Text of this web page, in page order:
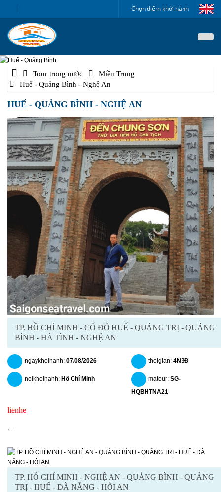
Chọn điểm khởi hành
Tour trong nước
Miền Trung
Huế - Quảng Bình - Nghệ An
HUẾ - QUẢNG BÌNH - NGHỆ AN
TP. HỒ CHÍ MINH - CỐ ĐÔ HUẾ - QUẢNG TRỊ - QUẢNG
BÌNH - HÀ TĨNH - NGHỆ AN
ngaykhoihanh: 07/08/2026
noikhoihanh: Hồ Chí Minh
thoigian: 4N3Đ
matour: SG-
HQBHTNA21
lienhe
, -
TP. HỒ CHÍ MINH - NGHỆ AN - QUẢNG BÌNH - QUẢNG
TRỊ - HUẾ - ĐÀ NẴNG - HỘI AN